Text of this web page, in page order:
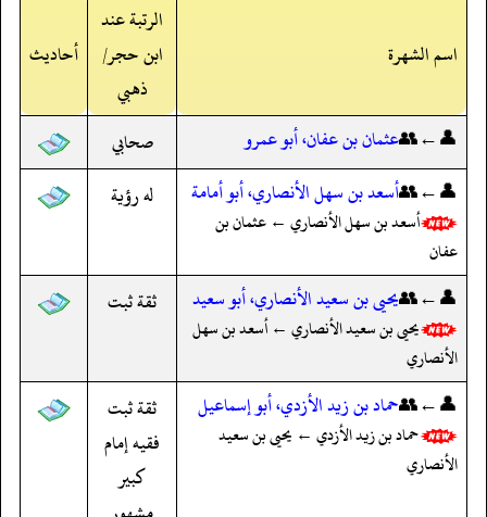
اسم الشهرة
الرتبة عند
ابن حجر/
ذهبي
أحاديث
👤←👥عثمان بن عفان، أبو عمرو
صحابي
👤←👥أسعد بن سهل الأنصاري، أبو أمامة
أسعد بن سهل الأنصاري ← عثمان بن
عفان
له رؤية
👤←👥يحيى بن سعيد الأنصاري، أبو سعيد
يحيى بن سعيد الأنصاري ← أسعد بن سهل
الأنصاري
ثقة ثبت
👤←👥حماد بن زيد الأزدي، أبو إسماعيل
حماد بن زيد الأزدي ← يحيى بن سعيد
الأنصاري
ثقة ثبت
فقيه إمام
كبير